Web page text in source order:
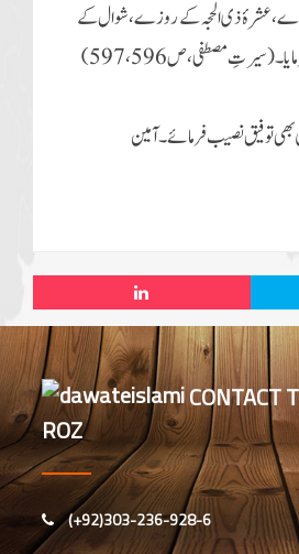
ذی الحجہ کے روزے، شوال کے
(سیرتِ مصطفی ، ص597،596)
توفیق نصیب فرمائے۔آمین
CONTACT
ROZ
(+92)303-236-928-6